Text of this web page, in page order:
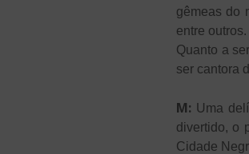
gêmeas do
entre
Quanto a
ser cantora
M: Uma
divertido, o
Cidade